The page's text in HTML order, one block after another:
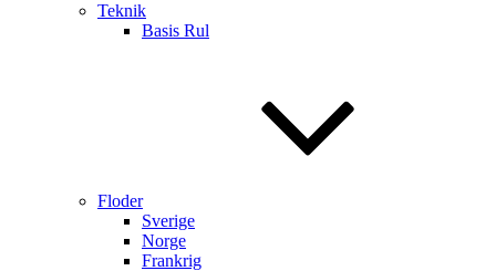
Teknik
Basis Rul
Floder
Sverige
Norge
Frankrig